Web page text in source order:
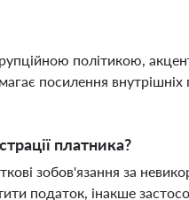
політикою,
посилення
платника?
зобов'язання за
податок, інакше